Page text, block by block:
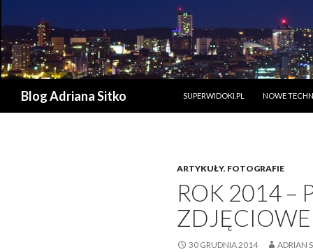
Blog Adriana Sitko
SUPERWIDOKI.PL
NOWE
ARTYKUŁY, FOTOGRAFIE
ROK 2014 –
ZDJĘCIOWE
30 GRUDNIA 2014 ADRIAN